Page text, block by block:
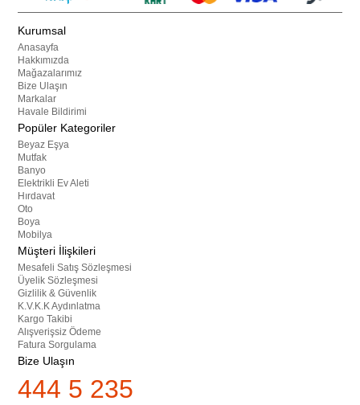
Kurumsal
Anasayfa
Hakkımızda
Mağazalarımız
Bize Ulaşın
Markalar
Havale Bildirimi
Popüler Kategoriler
Beyaz Eşya
Mutfak
Banyo
Elektrikli Ev Aleti
Hırdavat
Oto
Boya
Mobilya
Müşteri İlişkileri
Mesafeli Satış Sözleşmesi
Üyelik Sözleşmesi
Gizlilik & Güvenlik
K.V.K.K Aydınlatma
Kargo Takibi
Alışverişsiz Ödeme
Fatura Sorgulama
Bize Ulaşın
444 5 235